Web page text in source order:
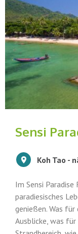
Sensi
Koh Tao -
Im Sensi
paradiesisches
genießen. Was
Ausblicke, was